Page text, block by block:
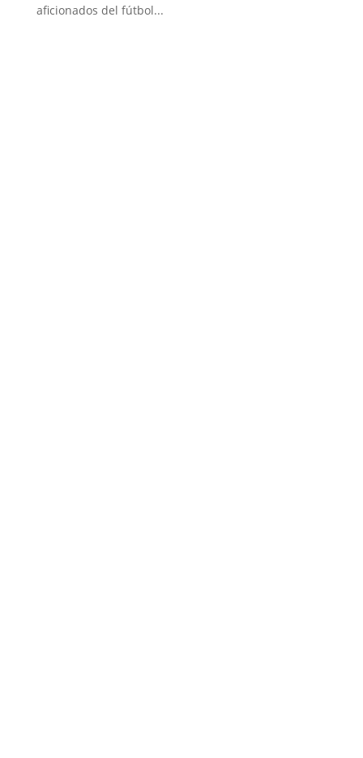
aficionados del fútbol...